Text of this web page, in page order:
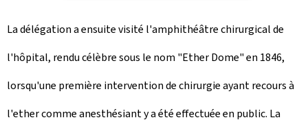
La délégation a ensuite visité l'amphithéâtre chirurgical de
l'hôpital, rendu célèbre sous le nom "Ether Dome" en 1846,
lorsqu'une première intervention de chirurgie ayant recours à
l'ether comme anesthésiant y a été effectuée en public. La